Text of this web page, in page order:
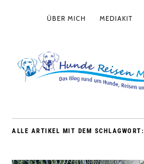
ÜBER MICH MEDIAKIT
ALLE ARTIKEL MIT DEM SCHLAGWORT: